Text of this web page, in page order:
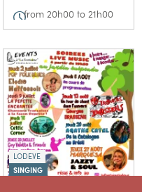
from 20h00 to 21h00
LODEVE
SINGING